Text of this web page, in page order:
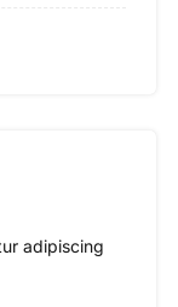
adipiscing